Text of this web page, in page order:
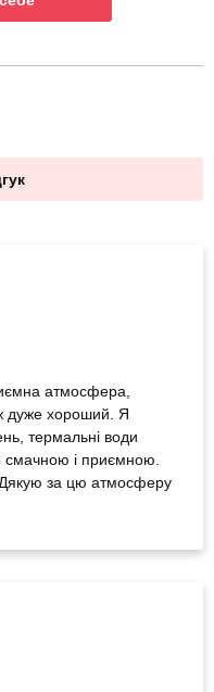
атмосфера,
дуже хороший. Я
термальні води
смачною і приємною.
за цю атмосферу